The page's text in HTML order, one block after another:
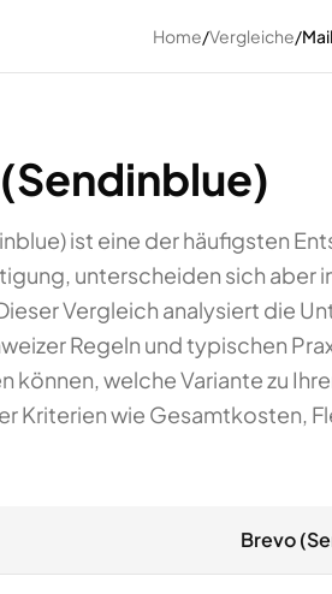
Home/Vergleiche/
ist eine der häufigsten
unterscheiden sich aber
Vergleich analysiert die
Regeln und typischen
welche Variante zu
Kriterien wie Gesamtkosten,
Brevo